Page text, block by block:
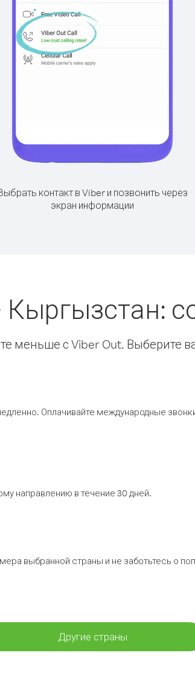
контакт в Viber и позвонить через
экран информации
Кыргызстан:
меньше с Viber Out. Выберите
Оплачивайте международные
направлению в течение 30 дней.
выбранной страны и не заботьтесь о
Другие страны